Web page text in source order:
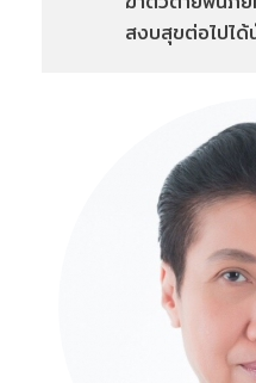
สงบสุขต่อไปได้